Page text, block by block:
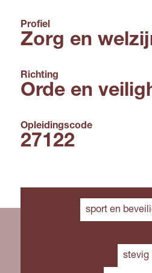
Profiel
Zorg en
Richting
Orde en
Opleidingscode
27122
sport en
stevig